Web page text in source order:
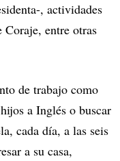
, actividades
entre otras
de trabajo como
a Inglés o buscar
cada día, a las seis
a su casa,